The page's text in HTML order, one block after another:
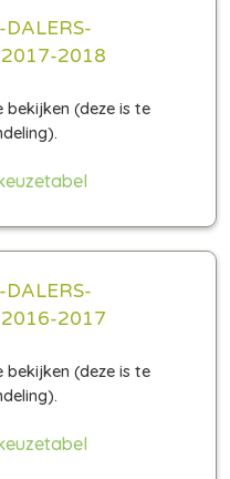
DALERS-
2017-2018
DALERS-
2016-2017